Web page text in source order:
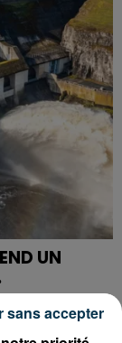
UN
sans accepter